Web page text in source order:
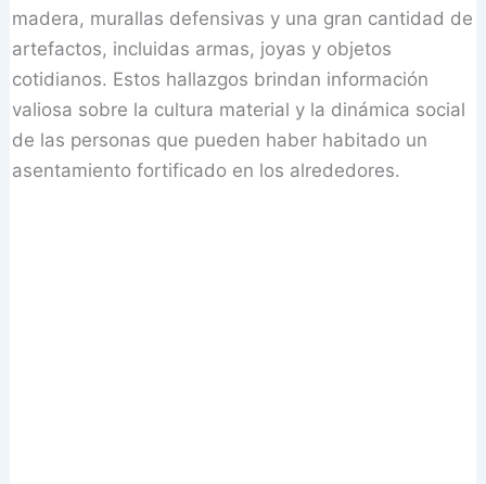
madera, murallas defensivas y una gran cantidad de
artefactos, incluidas armas, joyas y objetos
cotidianos. Estos hallazgos brindan información
valiosa sobre la cultura material y la dinámica social
de las personas que pueden haber habitado un
asentamiento fortificado en los alrededores.